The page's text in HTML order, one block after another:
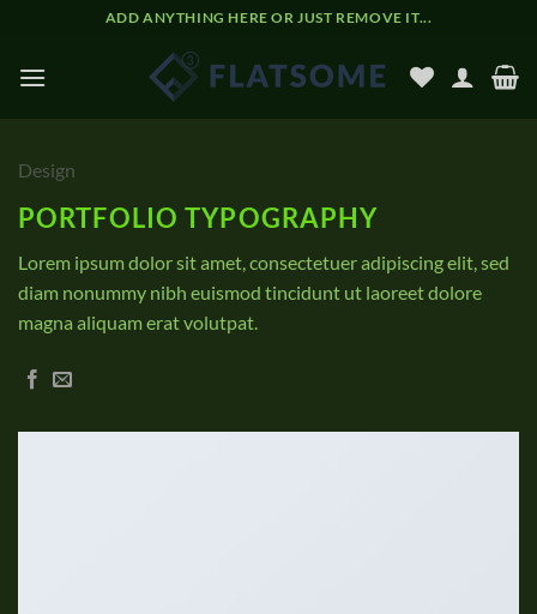
springen
ADD ANYTHING HERE OR JUST REMOVE IT...
Design
PORTFOLIO TYPOGRAPHY
Lorem ipsum dolor sit amet, consectetuer adipiscing elit, sed
diam nonummy nibh euismod tincidunt ut laoreet dolore
magna aliquam erat volutpat.